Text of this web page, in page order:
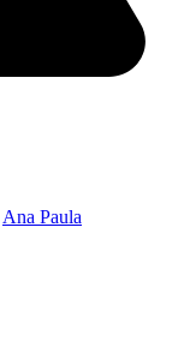
Ana Paula